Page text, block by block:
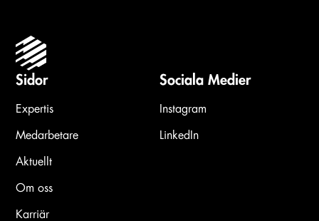
Sidor
Expertis
Medarbetare
Aktuellt
Om oss
Karriär
Sociala Medier
Instagram
LinkedIn